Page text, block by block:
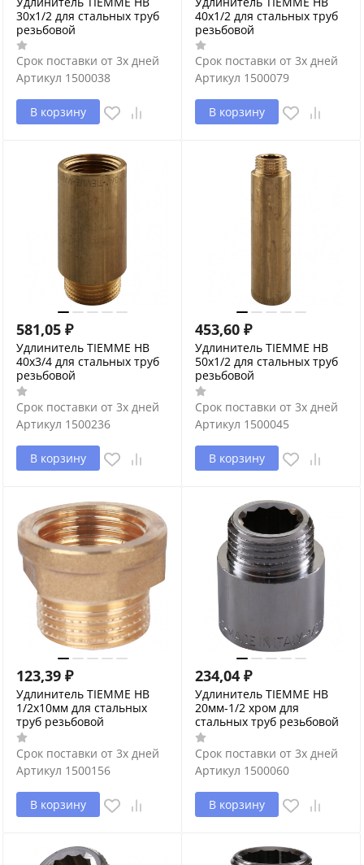
30x1/2 для стальных труб
резьбовой
Срок поставки от 3х дней
Артикул 1500038
В корзину
40x1/2 для стальных труб
резьбовой
Срок поставки от 3х дней
Артикул 1500079
В корзину
581,05 ₽
Удлинитель TIEMME HВ
40x3/4 для стальных труб
резьбовой
Срок поставки от 3х дней
Артикул 1500236
В корзину
453,60 ₽
Удлинитель TIEMME HВ
50x1/2 для стальных труб
резьбовой
Срок поставки от 3х дней
Артикул 1500045
В корзину
123,39 ₽
Удлинитель TIEMME НВ
1/2х10мм для стальных
труб резьбовой
Срок поставки от 3х дней
Артикул 1500156
В корзину
234,04 ₽
Удлинитель TIEMME НВ
20мм-1/2 хром для
стальных труб резьбовой
Срок поставки от 3х дней
Артикул 1500060
В корзину